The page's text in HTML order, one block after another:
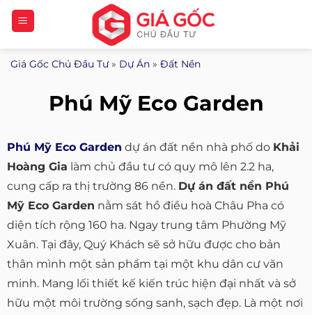
Bỏ
qua
nội
dung
Giá Gốc Chủ Đầu Tư» Dự Án » Đất Nền
Phú Mỹ Eco Garden
Phú Mỹ Eco Garden dự án đất nền nhà phố do Khải
Hoàng Gia làm chủ đầu tư có quy mô lên 2.2 ha,
cung cấp ra thị trường 86 nền. Dự án đất nền Phú
Mỹ Eco Garden nằm sát hồ điều hoà Châu Pha có
diện tích rộng 160 ha. Ngay trung tâm Phường Mỹ
Xuân. Tại đây, Quý Khách sẽ sở hữu được cho bản
thân mình một sản phẩm tại một khu dân cư văn
minh. Mang lối thiết kế kiến trúc hiện đại nhất và sở
hữu một môi trường sống sanh, sạch đẹp. Là một nơi